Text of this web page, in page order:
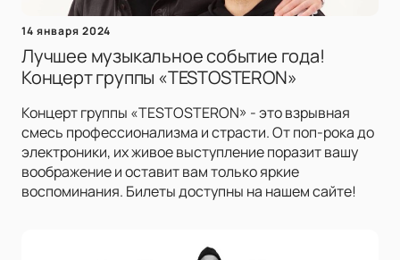
14 января 2024
Лучшее музыкальное событие года!
Концерт группы «TESTOSTERON»
Концерт группы «TESTOSTERON» - это взрывная
смесь профессионализма и страсти. От поп-рока до
электроники, их живое выступление поразит вашу
воображение и оставит вам только яркие
воспоминания. Билеты доступны на нашем сайте!